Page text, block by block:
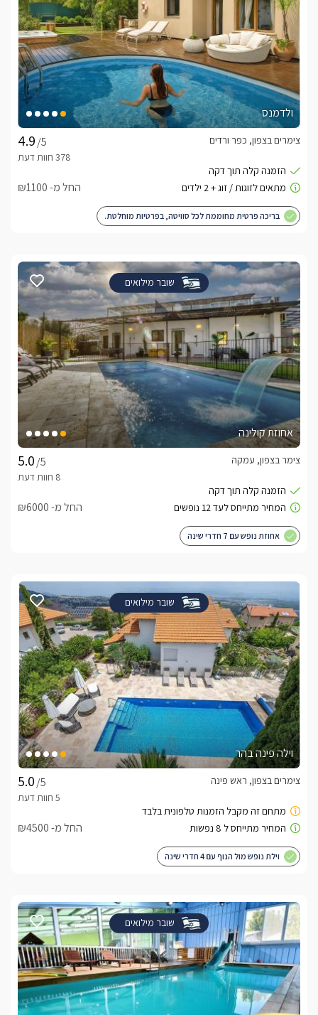
ולדמנס
/5
צימרים בצפון, כפר ורדים
החל מ- ₪1100
בריכה פרטית מחוממת לכל סוויטה, בפרטיות מוחלטת.
שובר מילואים
אחוזת קולינה
/5
צימר בצפון, עמקה
החל מ- ₪6000
אחוזת נופש עם 7 חדרי שינה
שובר מילואים
וילה פינה בהר
/5
צימרים בצפון, ראש פינה
החל מ- ₪4500
וילת נופש מול הנוף עם 4 חדרי שינה
שובר מילואים